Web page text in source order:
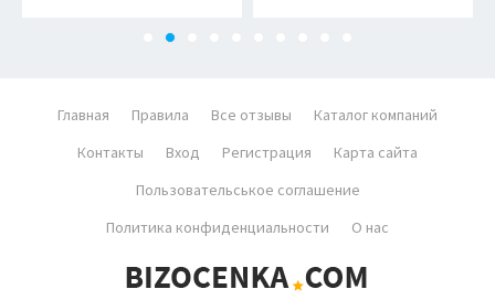
Главная Правила Все отзывы
Каталог компаний
Контакты
Вход Регистрация
Карта сайта
Пользовательськое соглашение
Политика конфиденциальности
О нас